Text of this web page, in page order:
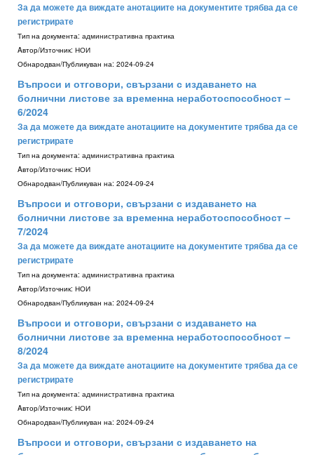
За да можете да виждате анотациите на документите трябва да се
регистрирате
Тип на документа: административна практика
Aвтор/Източник: НОИ
Обнародван/Публикуван на: 2024-09-24
Въпроси и отговори, свързани с издаването на
болнични листове за временна неработоспособност –
6/2024
За да можете да виждате анотациите на документите трябва да се
регистрирате
Тип на документа: административна практика
Aвтор/Източник: НОИ
Обнародван/Публикуван на: 2024-09-24
Въпроси и отговори, свързани с издаването на
болнични листове за временна неработоспособност –
7/2024
За да можете да виждате анотациите на документите трябва да се
регистрирате
Тип на документа: административна практика
Aвтор/Източник: НОИ
Обнародван/Публикуван на: 2024-09-24
Въпроси и отговори, свързани с издаването на
болнични листове за временна неработоспособност –
8/2024
За да можете да виждате анотациите на документите трябва да се
регистрирате
Тип на документа: административна практика
Aвтор/Източник: НОИ
Обнародван/Публикуван на: 2024-09-24
Въпроси и отговори, свързани с издаването на